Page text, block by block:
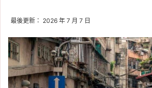
最後更新： 2026 年 7 月 7 日